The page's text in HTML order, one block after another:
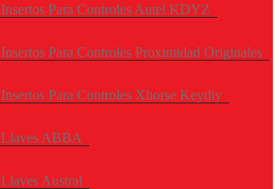
Insertos Para Controles Autel KDYZ
Insertos Para Controles Proximidad Originales
Insertos Para Controles Xhorse Keydiy
Llaves ABBA
Llaves Austral